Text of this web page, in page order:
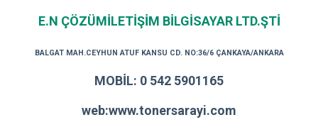
E.N ÇÖZÜMİLETİŞİM BİLGİSAYAR LTD.ŞTİ
BALGAT MAH.CEYHUN ATUF KANSU CD. NO:36/6 ÇANKAYA/ANKARA
MOBİL: 0 542 5901165
web:www.tonersarayi.com